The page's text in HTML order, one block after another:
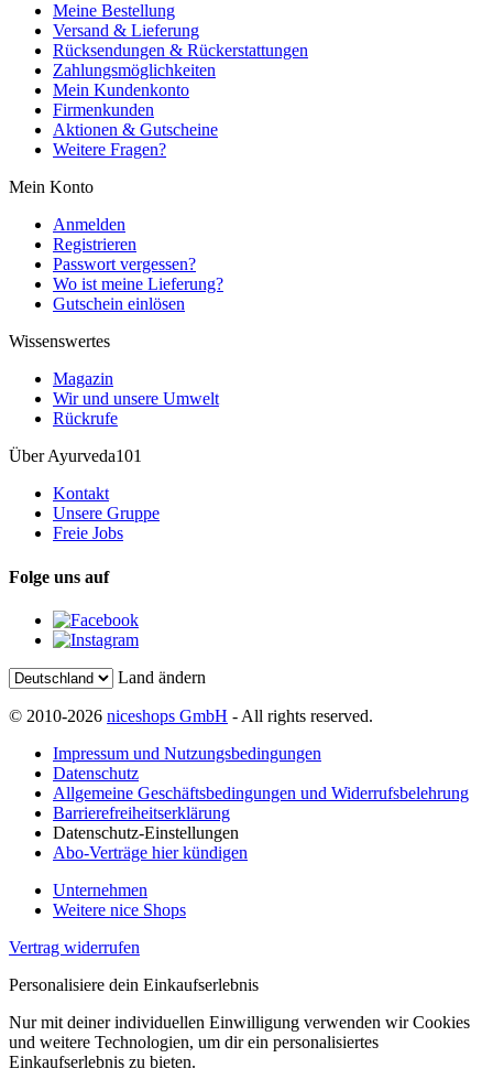
Meine Bestellung
Versand & Lieferung
Rücksendungen & Rückerstattungen
Zahlungsmöglichkeiten
Mein Kundenkonto
Firmenkunden
Aktionen & Gutscheine
Weitere Fragen?
Mein Konto
Anmelden
Registrieren
Passwort vergessen?
Wo ist meine Lieferung?
Gutschein einlösen
Wissenswertes
Magazin
Wir und unsere Umwelt
Rückrufe
Über Ayurveda101
Kontakt
Unsere Gruppe
Freie Jobs
Folge uns auf
Land ändern
© 2010-2026 niceshops GmbH - All rights reserved.
Impressum und Nutzungsbedingungen
Datenschutz
Allgemeine Geschäftsbedingungen und Widerrufsbelehrung
Barrierefreiheitserklärung
Datenschutz-Einstellungen
Abo-Verträge hier kündigen
Unternehmen
Weitere nice Shops
Vertrag widerrufen
Personalisiere dein Einkaufserlebnis
Nur mit deiner individuellen Einwilligung verwenden wir Cookies
und weitere Technologien, um dir ein personalisiertes
Einkaufserlebnis zu bieten.